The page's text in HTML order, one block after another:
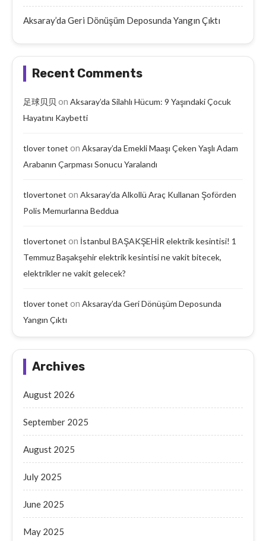
Aksaray’da Geri Dönüşüm Deposunda Yangın Çıktı
Recent Comments
足球贝贝 on Aksaray’da Silahlı Hücum: 9 Yaşındaki Çocuk
Hayatını Kaybetti
tlover tonet on Aksaray’da Emekli Maaşı Çeken Yaşlı Adam
Arabanın Çarpması Sonucu Yaralandı
tlovertonet on Aksaray’da Alkollü Araç Kullanan Şoförden
Polis Memurlarına Beddua
tlovertonet on İstanbul BAŞAKŞEHİR elektrik kesintisi! 1
Temmuz Başakşehir elektrik kesintisi ne vakit bitecek,
elektrikler ne vakit gelecek?
tlover tonet on Aksaray’da Geri Dönüşüm Deposunda
Yangın Çıktı
Archives
August 2026
September 2025
August 2025
July 2025
June 2025
May 2025